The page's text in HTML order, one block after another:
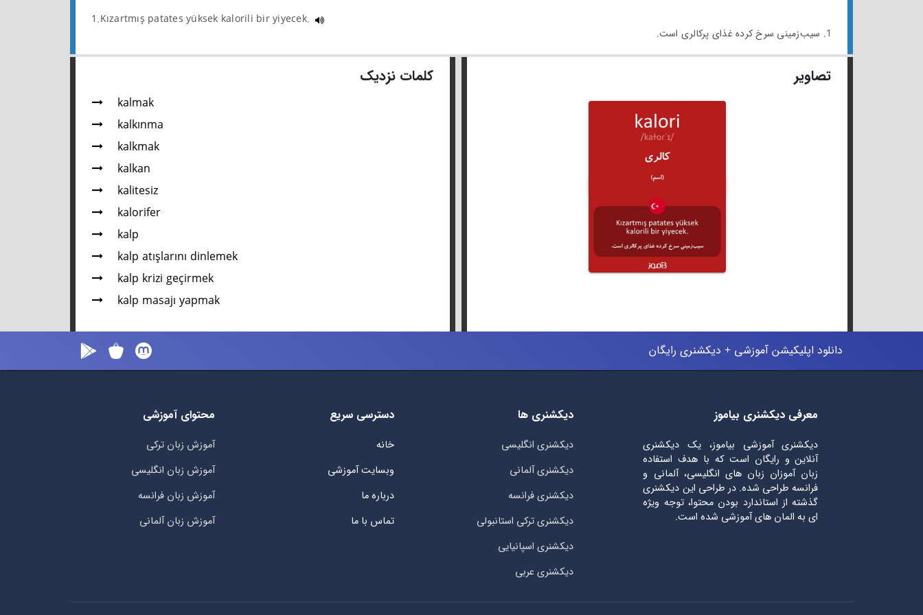
1.Kızartmış patates yüksek kalorili bir yiyecek.
1. سیب‌زمینی سرخ کرده غذای پرکالری است.
تصاویر کلمات نزدیک
kalmak
kalkınma
kalkmak
kalkan
kalitesiz
kalorifer
kalp
kalp atışlarını dinlemek
kalp krizi geçirmek
kalp masajı yapmak
دانلود اپلیکیشن آموزشی + دیکشنری رایگان
معرفی دیکشنری بیاموز
دیکشنری آموزشی بیاموز، یک دیکشنری
آنلاین و رایگان است که با هدف استفاده
زبان آموزان زبان های انگلیسی، آلمانی و
فرانسه طراحی شده. در طراحی این دیکشنری
گذشته از استاندارد بودن محتوا، توجه ویژه
ای به المان های آموزشی شده است.
دیکشنری ها
دیکشنری انگلیسی
دیکشنری آلمانی
دیکشنری فرانسه
دیکشنری ترکی استانبولی
دیکشنری اسپانیایی
دیکشنری عربی
دسترسی سریع
خانه
وبسایت آموزشی
درباره ما
تماس با ما
محتوای آموزشی
آموزش زبان ترکی
آموزش زبان انگلیسی
آموزش زبان فرانسه
آموزش زبان آلمانی